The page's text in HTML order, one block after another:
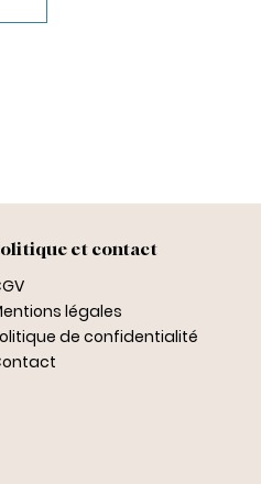
et contact
légales
de confidentialité